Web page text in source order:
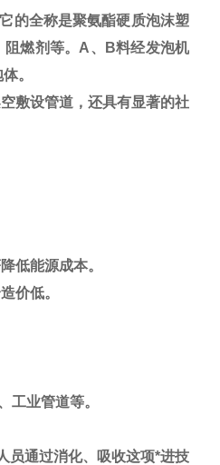
的全称是聚氨酯硬质泡沫塑
阻燃剂等。A、B料经发泡机
。
敷设管道，还具有显著的社
低能源成本。
价低。
业管道等。
员通过消化、吸收这项*进技